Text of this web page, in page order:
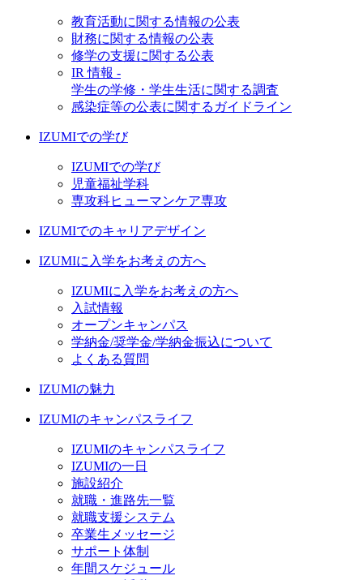
教育活動に関する情報の公表
財務に関する情報の公表
修学の支援に関する公表
IR 情報 -
学生の学修・学生生活に関する調査
感染症等の公表に関するガイドライン
IZUMIでの学び
IZUMIでの学び
児童福祉学科
専攻科ヒューマンケア専攻
IZUMIでのキャリアデザイン
IZUMIに入学をお考えの方へ
IZUMIに入学をお考えの方へ
入試情報
オープンキャンパス
学納金/奨学金/学納金振込について
よくある質問
IZUMIの魅力
IZUMIのキャンパスライフ
IZUMIのキャンパスライフ
IZUMIの一日
施設紹介
就職・進路先一覧
就職支援システム
卒業生メッセージ
サポート体制
年間スケジュール